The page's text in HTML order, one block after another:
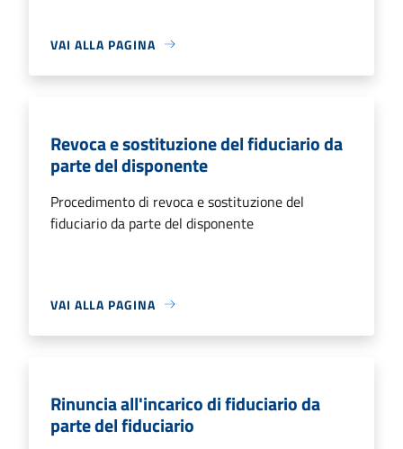
VAI ALLA PAGINA
Revoca e sostituzione del fiduciario da
parte del disponente
Procedimento di revoca e sostituzione del
fiduciario da parte del disponente
VAI ALLA PAGINA
Rinuncia all'incarico di fiduciario da
parte del fiduciario